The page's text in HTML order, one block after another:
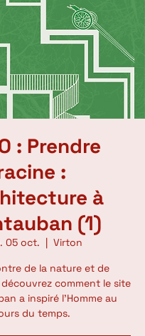
: Prendre
:
à
(1)
05 oct.
  |
Virton
de la nature et de
comment le site
a inspiré l’Homme au
du temps.